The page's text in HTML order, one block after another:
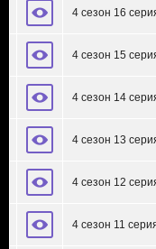
4 сезон 16
4 сезон 15
4 сезон 14
4 сезон 13
4 сезон 12
4 сезон 11